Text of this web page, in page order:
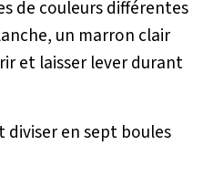
de couleurs différentes
un marron clair
et laisser lever durant
diviser en sept boules